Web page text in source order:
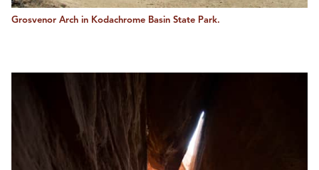
Grosvenor Arch in Kodachrome Basin State Park.